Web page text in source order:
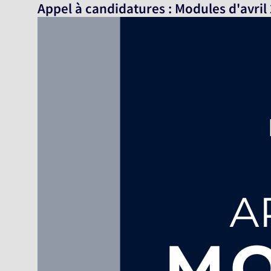
Appel à candidatures : Modules d'avril